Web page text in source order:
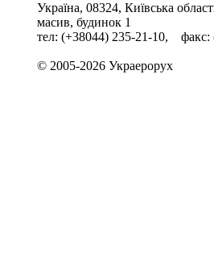
Україна, 08324, Київська
масив, будинок 1
тел: (+38044) 235-21-10, факс:
© 2005-2026 Украерорух